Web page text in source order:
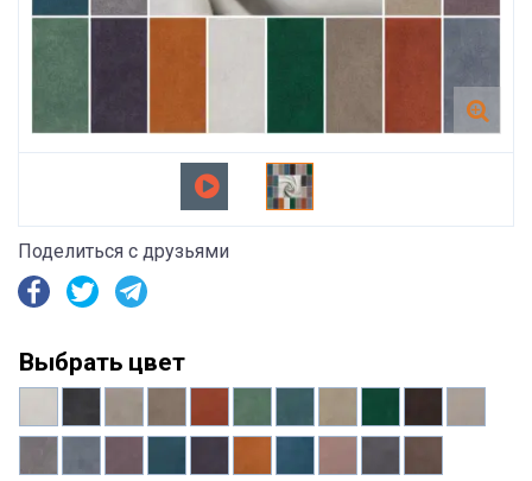
Поделиться с друзьями
Выбрать цвет